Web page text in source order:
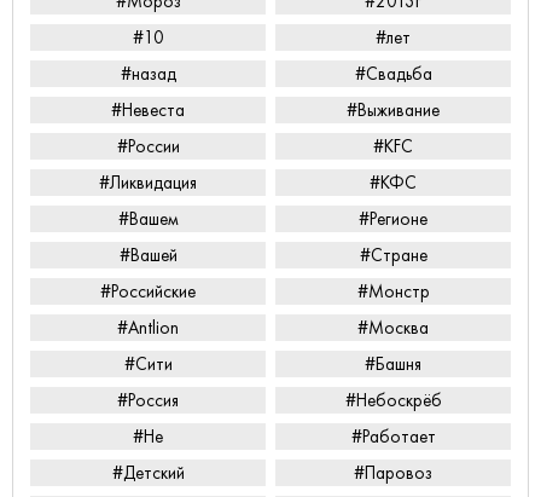
#10
#лет
#назад
#Свадьба
#Невеста
#Выживание
#России
#KFC
#Ликвидация
#КФС
#Вашем
#Регионе
#Вашей
#Стране
#Российские
#Монстр
#Antlion
#Москва
#Сити
#Башня
#Россия
#Небоскрёб
#Не
#Работает
#Детский
#Паровоз